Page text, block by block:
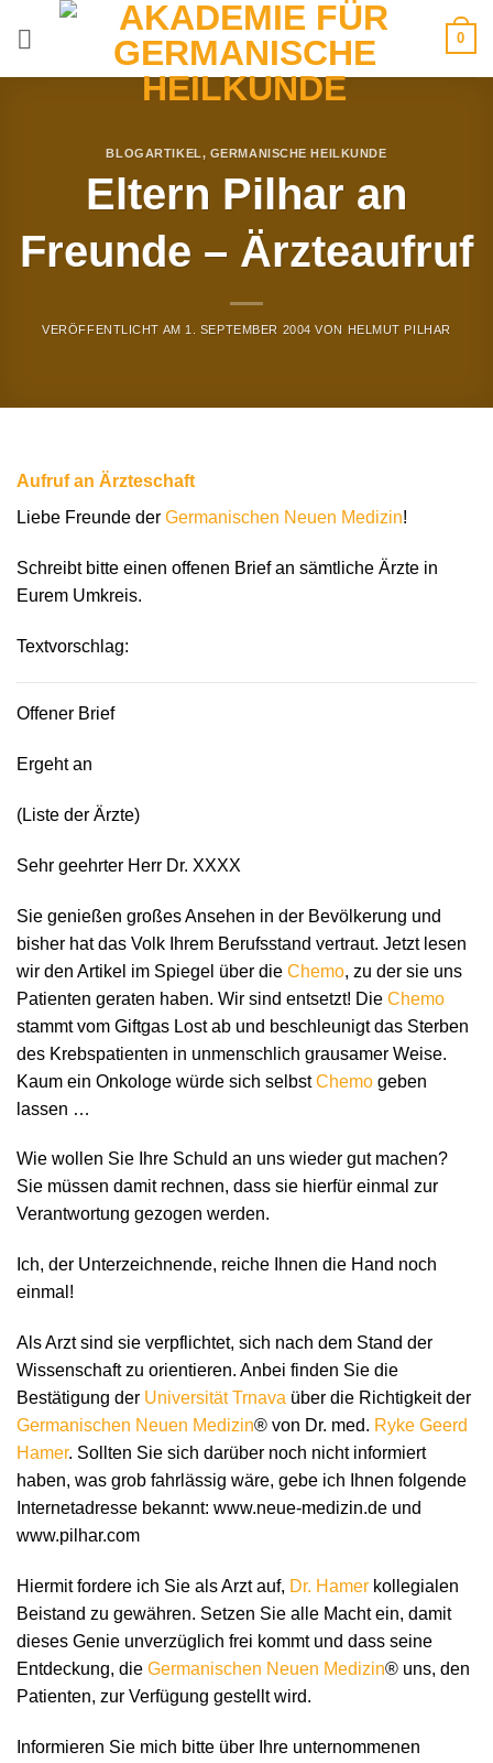
0
BLOGARTIKEL, GERMANISCHE HEILKUNDE
Eltern Pilhar an
Freunde – Ärzteaufruf
VERÖFFENTLICHT AM 1. SEPTEMBER 2004 VON HELMUT PILHAR
Aufruf an Ärzteschaft
Liebe Freunde der Germanischen Neuen Medizin!
Schreibt bitte einen offenen Brief an sämtliche Ärzte in
Eurem Umkreis.
Textvorschlag:
Offener Brief
Ergeht an
(Liste der Ärzte)
Sehr geehrter Herr Dr. XXXX
Sie genießen großes Ansehen in der Bevölkerung und
bisher hat das Volk Ihrem Berufsstand vertraut. Jetzt lesen
wir den Artikel im Spiegel über die Chemo, zu der sie uns
Patienten geraten haben. Wir sind entsetzt! Die Chemo
stammt vom Giftgas Lost ab und beschleunigt das Sterben
des Krebspatienten in unmenschlich grausamer Weise.
Kaum ein Onkologe würde sich selbstChemo geben
lassen …
Wie wollen Sie Ihre Schuld an uns wieder gut machen?
Sie müssen damit rechnen, dass sie hierfür einmal zur
Verantwortung gezogen werden.
Ich, der Unterzeichnende, reiche Ihnen die Hand noch
einmal!
Als Arzt sind sie verpflichtet, sich nach dem Stand der
Wissenschaft zu orientieren. Anbei finden Sie die
Bestätigung der Universität Trnava über die Richtigkeit der
Germanischen Neuen Medizin® von Dr. med. Ryke Geerd
Hamer. Sollten Sie sich darüber noch nicht informiert
haben, was grob fahrlässig wäre, gebe ich Ihnen folgende
Internetadresse bekannt: www.neue-medizin.de und
www.pilhar.com
Hiermit fordere ich Sie als Arzt auf, Dr. Hamer kollegialen
Beistand zu gewähren. Setzen Sie alle Macht ein, damit
dieses Genie unverzüglich frei kommt und dass seine
Entdeckung, die Germanischen Neuen Medizin® uns, den
Patienten, zur Verfügung gestellt wird.
Informieren Sie mich bitte über Ihre unternommenen